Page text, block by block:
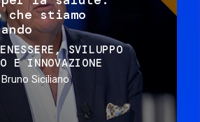
stiamo
SVILUPPO
E INNOVAZIONE
Bruno Siciliano